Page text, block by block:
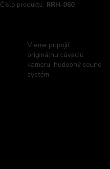
Číslo produktu: RRH-060
Vieme pripojiť:
originálnu cúvaciu
kameru, hudobný sound
systém